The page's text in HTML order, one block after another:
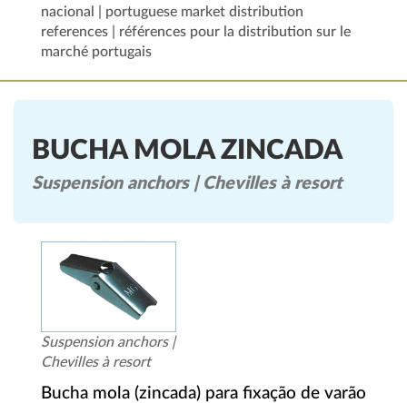
nacional | portuguese market distribution
references | références pour la distribution sur le
marché portugais
BUCHA MOLA ZINCADA
Suspension anchors | Chevilles à resort
Suspension anchors |
Chevilles à resort
Bucha mola (zincada) para fixação de varão